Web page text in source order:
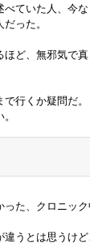
ていた人、今
った。
ど、無邪気で
行くか疑問だ。
た、クロニッ
うとは思うけ